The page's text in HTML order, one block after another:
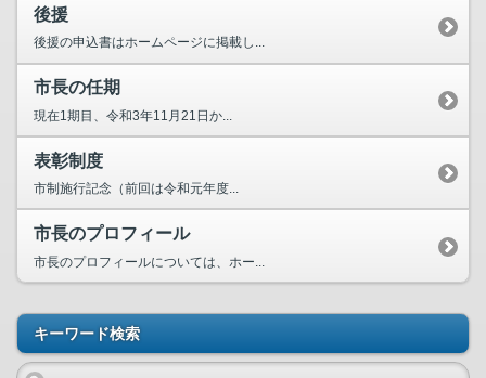
後援
後援の申込書はホームページに掲載し...
市長の任期
現在1期目、令和3年11月21日か...
表彰制度
市制施行記念（前回は令和元年度...
市長のプロフィール
市長のプロフィールについては、ホー...
キーワード検索